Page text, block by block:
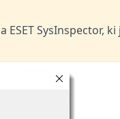
SysInspector, ki